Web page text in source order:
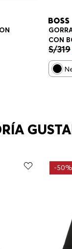
CON
OPEN
S/319
-50%